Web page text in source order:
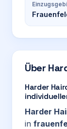
Über
Harder
Harder
in